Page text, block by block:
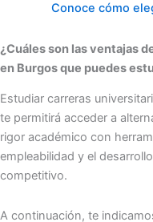
Conoce cómo
¿Cuáles son las ventajas
en Burgos que puedes
Estudiar carreras
te permitirá acceder a
rigor académico con
empleabilidad y el
competitivo.
A continuación, te